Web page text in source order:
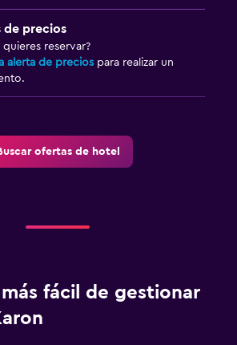
de precios
quieres reservar?
alerta de precios para realizar un
ofertas de hotel
fácil de gestionar